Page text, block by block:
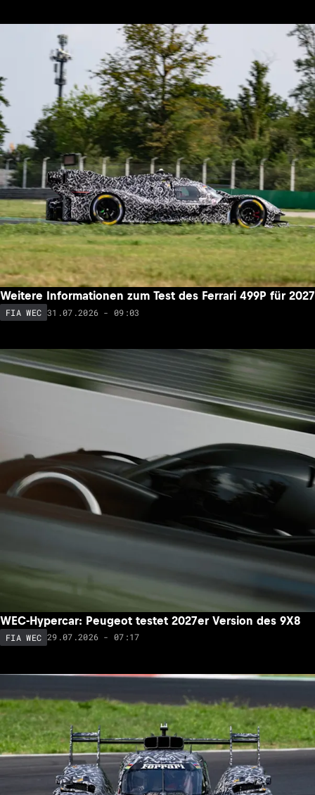
Weitere Informationen zum Test des Ferrari 499P für 2027
FIA WEC 31.07.2026 - 09:03
WEC-Hypercar: Peugeot testet 2027er Version des 9X8
FIA WEC 29.07.2026 - 07:17